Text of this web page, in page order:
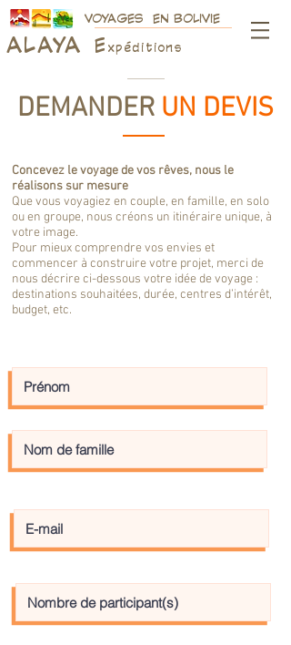
VOYAGES EN BOLIVIE
ALAYA E xpéditions
DEMANDER UN DEVIS
Concevez le voyage de vos rêves, nous le
réalisons sur mesure
Que vous voyagiez en couple, en famille, en solo
ou en groupe, nous créons un itinéraire unique, à
votre image.
Pour mieux comprendre vos envies et
commencer à construire votre projet, merci de
nous décrire ci-dessous votre idée de voyage :
destinations souhaitées, durée, centres d’intérêt,
budget, etc.